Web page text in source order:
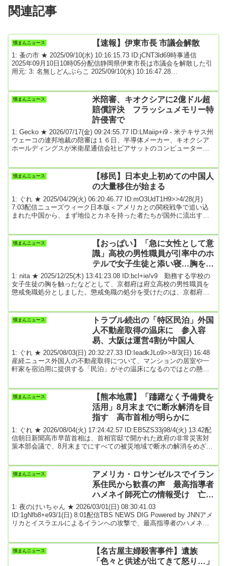
関連記事
憤まんニュース 【速報】伊東市長 市議会解散
1: 蚤の市 ★ 2025/09/10(水) 10:16:15.73 ID:jCNT3ld69時事通信
2025年09月10日10時05分配信静岡県伊東市長は市議会を解散した引
用元: 3: 名無しどんぶらこ 2025/09/10(水) 10:16:47.28
らって調子に乗りすぎ10: 名無しどんぶらこ 2025/09/10(水) ...
憤まんニュース
米陪審、キオクシアに2億ドル超
賠償評決 フラッシュメモリー特
許侵害で
1: Gecko ★ 2026/07/17(金) 09:24:55.77 ID:LMaiip+i9 - 米テキサス州
ウェーコの連邦地裁の陪審は１６日、半導体メーカー、​キオクシア
ホールディングスが米衛星‌通信会社ビアサットのコンピューターメ
クシアのフラッシュ​メモリー製品が、消費電力を抑え、信頼​性と寿
命を向上させる技術に関するビアサットの特許権を侵害していると
憤まんニュース
【移民】日本史上初めての中国人
の大量移住が始まる
1: ぐれ ★ 2025/04/29(火) 06:20:46.77 ID:mO3UdT1H9>>4/28(月)
7:03配信ニューズウィーク日本版＜アメリカとの関税戦争で追い込
まれた中国から、まず地位とカネを持った者たちが国外に流出する
方の栓を閉めようというのだから、習近平（シー・チンピン）政権
が感じる危機感は並大抵ではない。昨年、中国への外資の直接投資
憤まんニュース
【おっぱい】「急に女性として意
識」高校の男性職員が引率中のホ
テルで女子生徒と添い寝…胸を触
ったなどとして懲戒免職 京都府
1: nita ★ 2025/12/25(木) 13:41:23.08 ID:bcl+ie/v9 勤務する学校の
女子生徒の胸を触ったなどとして、京都府は府立高校の男性職員を
懲戒免職処分としました。懲戒免職の処分を受けたのは、京都府南
勤務する高校の女子生徒と添い寝をし、胸を触ったということで
す。男性職員は府の聞き取りに「ホテルの見回り中に女子生徒の部
屋に入り、一緒に寝てほしいとい...
憤まんニュース
トラブル続出の「特区民泊」外国
人不動産取得の温床に 参入容
易、大阪は運営4割が中国人
1: ぐれ ★ 2025/08/03(日) 20:32:27.33 ID:IeadkJLo9>>8/3(日) 16:48
産経ニュース外国人の不動産取得について、マンションの居室や一
軒家を宿泊用に提供する「民泊」がその温床になるのではとの懸念
は中国系法人との実態が指摘されており、規制についての議論も始
まっている。「特区民泊の新規申請受け付けをいったん停止すべき
憤まんニュース
【熊本地震】「躊躇なく予備費を
活用」8月末までに断水解消を目
指す 高市首相が明らかに
1: ぐれ ★ 2026/08/04(火) 17:24:42.57 ID:EB5ZS33j98/4(火) 13:42配
信朝日新聞高市早苗首相は、首相官邸で開かれた政府の非常災害対
策本部会議で、8月末までにすべての被災地域で断水の解消をめざす
閣議決定した予備費242億円の支出について「躊躇（ちゅうちょ）な
く予備費を活用していく」続きは↓引用元: 3: 名無しどんぶらこ
憤まんニュース
アメリカ・ロサンゼルスでイラン
系住民から歓喜の声 最高指導者
ハメネイ師死亡の情報受け 亡命
イラン人らが体制崩壊に期待
1: 夜のけいちゃん ★ 2026/03/01(日) 08:30:41.03
ID:1gNfb8+e93/1(日) 8:01配信TBS NEWS DIG Powered by JNNアメ
リカとイスラエルによるイランへの攻撃で、最高指導者のハメネイ
ほどハメネイ氏の死亡が伝えられまして、こちら喜びに沸いていま
す」イラン国外で最大規模のイラン人コミュニティがあり、「テヘ
憤まんニュース
【名古屋主婦殺害事件】遺族
「色々と供述が出てきて怒り…」